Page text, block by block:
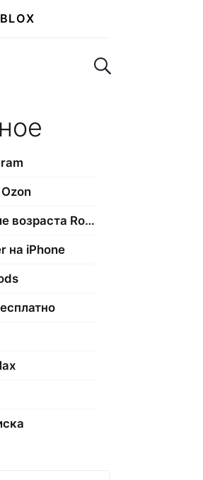
Поиск по сайту
Подтверждение возраста Roblox
на iPhone